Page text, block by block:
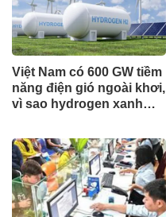
Việt Nam có 600 GW tiềm
năng điện gió ngoài khơi,
vì sao hydrogen xanh